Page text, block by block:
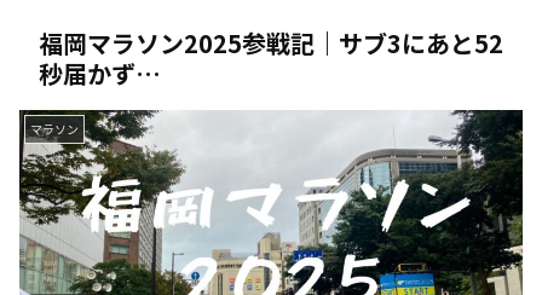
福岡マラソン2025参戦記｜サブ3にあと52
秒届かず…
マラソン